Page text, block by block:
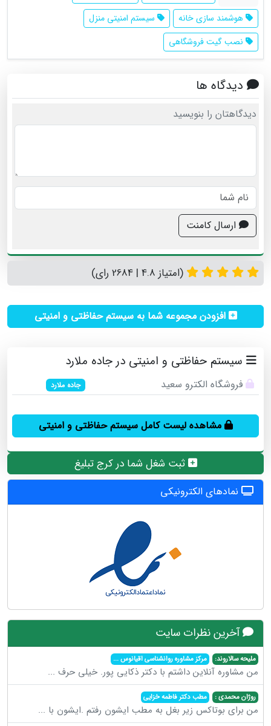
هوشمند سازی خانه
سیستم امنیتی منزل
نصب گیت فروشگاهی
دیدگاه ها
دیدگاهتان را بنویسید
ارسال کامنت
(امتیاز 4.8 | 2684 رای)
افزودن مجموعه شما به سیستم حفاظتی و امنیتی
سیستم حفاظتی و امنیتی در جاده ملارد
فروشگاه الکترو سعید جاده ملارد
مشاهده لیست کامل سیستم حفاظتی و امنیتی
ثبت شغل شما در کرج تبلیغ
نمادهای الکترونیکی
آخرین نظرات سایت
ملیحه سالاروند: مرکز مشاوره روانشناسی اقیانوس...
من مشاوره آنلاین داشتم با دکتر ذکایی پور. خیلی حرف ...
روژان محمدی : مطب دکتر فاطمه خزایی
من برای بوتاکس زیر بغل به مطب ایشون رفتم .ایشون با ...